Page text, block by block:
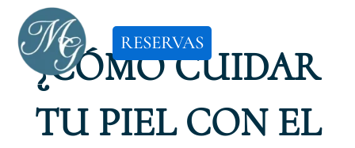
contenido
RESERVAS
¿CÓMO CUIDAR
TU PIEL CON EL